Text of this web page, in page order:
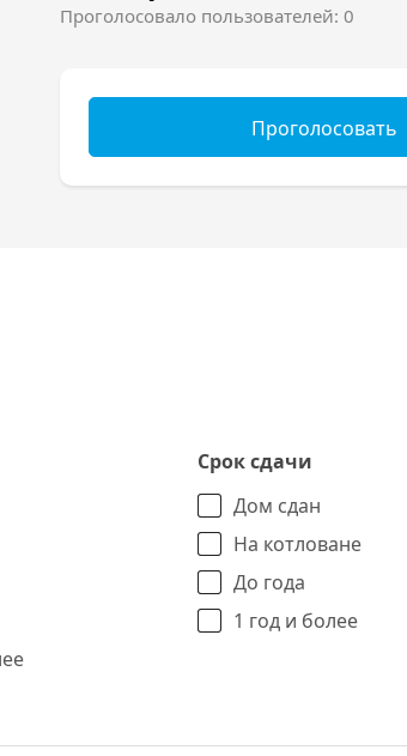
Проголосовало пользователей: 0
Проголосовать
Срок сдачи
Дом сдан
На котловане
До года
1 год и более